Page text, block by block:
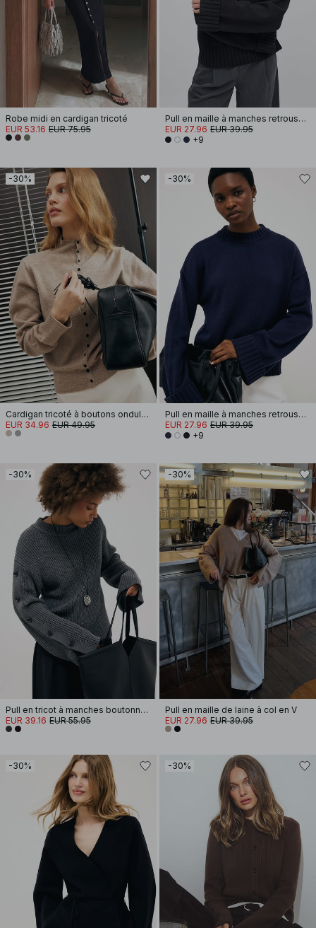
Robe midi en cardigan tricoté
EUR 53.16 EUR 75.95
Pull en maille à manches retroussées
EUR 27.96 EUR 39.95
+9
-30%
Cardigan tricoté à boutons ondulés
EUR 34.96 EUR 49.95
-30%
Pull en maille à manches retroussées
EUR 27.96 EUR 39.95
+9
-30%
Pull en tricot à manches boutonnées
EUR 39.16 EUR 55.95
-30%
Pull en maille de laine à col en V
EUR 27.96 EUR 39.95
-30% -30%